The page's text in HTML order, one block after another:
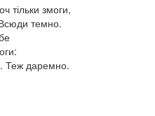
тільки змоги,
темно.
Теж даремно.